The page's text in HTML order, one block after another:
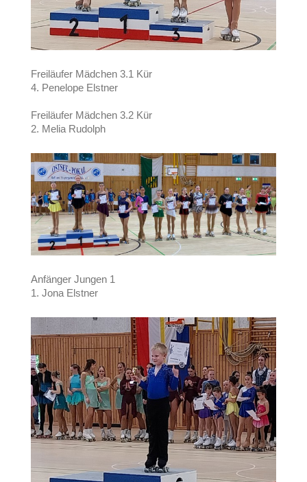
Freiläufer Mädchen 3.1 Kür
4. Penelope Elstner
Freiläufer Mädchen 3.2 Kür
2. Melia Rudolph
Anfänger Jungen 1
1. Jona Elstner